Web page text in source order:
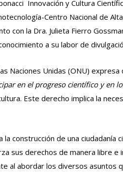
 Innovación y Cultura
Centro Nacional de
con la Dra. Julieta Fierro
a su labor de
Naciones Unidas (ONU) expresa
en el progreso científico y en
Este derecho implica la
construcción de una ciudadanía
sus derechos de manera libre e
al abordar los diversos asuntos